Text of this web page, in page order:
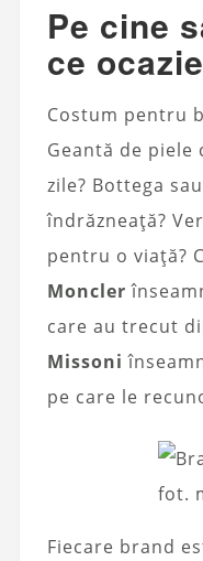
Pe cine
ce
Costum pentru
Geantă de piele
zile? Bottega
îndrăzneață?
pentru o viață?
Moncler
care au trecut
Missoni
pe care le
fot.
Fiecare brand